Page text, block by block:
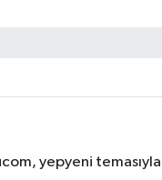
yepyeni